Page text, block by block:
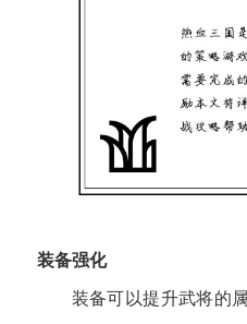
装备强化
装备可以提升武将的